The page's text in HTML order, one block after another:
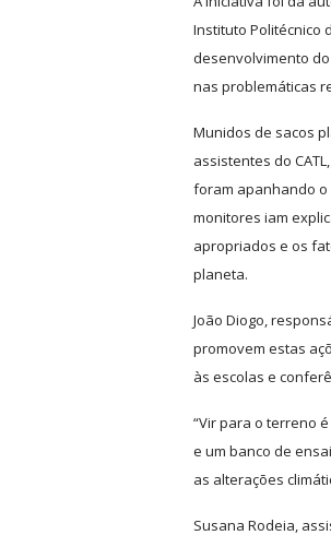
Instituto Politécnico
desenvolvimento do
nas problemáticas
Munidos de sacos
assistentes do
foram apanhando o
monitores iam
apropriados e os
planeta.
João Diogo,
promovem estas
às escolas e
“Vir para o terreno
e um banco de
as alterações
Susana Rodeia,